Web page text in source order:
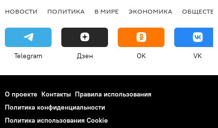
НОВОСТИ ПОЛИТИКА В МИРЕ ЭКОНОМИКА
Telegram Дзен OK VK
О проекте Контакты Правила использования
Политика конфиденциальности
Политика использования Cookie